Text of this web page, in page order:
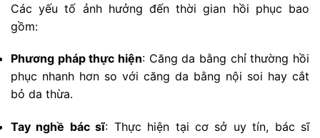
Các yếu tố ảnh hưởng đến thời gian hồi phục bao
gồm:
Phương pháp thực hiện: Căng da bằng chỉ thường hồi
phục nhanh hơn so với căng da bằng nội soi hay cắt
bỏ da thừa.
Tay nghề bác sĩ: Thực hiện tại cơ sở uy tín, bác sĩ